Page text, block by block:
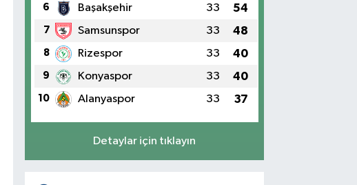
6 Başakşehir 33 54
7 Samsunspor 33 48
8 Rizespor 33 40
9 Konyaspor 33 40
10 Alanyaspor 33 37
Detaylar için tıklayın